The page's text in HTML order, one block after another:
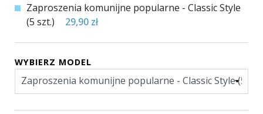
Zaproszenia komunijne popularne - Classic Style
(5 szt.)
29,90 zł
WYBIERZ MODEL